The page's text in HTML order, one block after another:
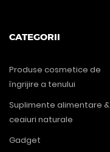
CATEGORII
Produse cosmetice de
îngrijire a tenului
Suplimente alimentare &
ceaiuri naturale
Gadget